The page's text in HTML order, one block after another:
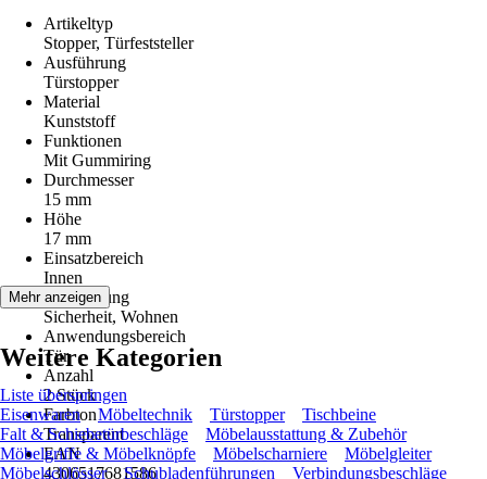
Artikeltyp
Stopper, Türfeststeller
Ausführung
Türstopper
Material
Kunststoff
Funktionen
Mit Gummiring
Durchmesser
15 mm
Höhe
17 mm
Einsatzbereich
Innen
Anwendung
Sicherheit, Wohnen
Anwendungsbereich
Tür
Anzahl
2 Stück
Farbton
Transparent
EAN
4306517681586
Mehr anzeigen
Weitere Kategorien
Liste überspringen
Eisenwaren
Möbeltechnik Türstopper
Tischbeine
Falt & Schiebetürbeschläge
Möbelausstattung & Zubehör
Möbelgriffe & Möbelknöpfe
Möbelscharniere
Möbelgleiter
Möbelschlösser
Schubladenführungen
Verbindungsbeschläge